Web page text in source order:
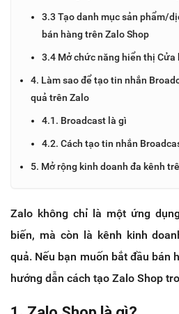
3.3 Tạo danh mục sản phẩm/
bán hàng trên Zalo Shop
3.4 Mở chức năng hiển thị Cửa
4. Làm sao để tạo tin nhắn
quả trên Zalo
4.1. Broadcast là gì
4.2. Cách tạo tin nhắn
5. Mở rộng kinh doanh đa kênh
Zalo không chỉ là một ứng
biến, mà còn là kênh kinh
quả. Nếu bạn muốn bắt đầu bán
hướng dẫn cách tạo Zalo Shop